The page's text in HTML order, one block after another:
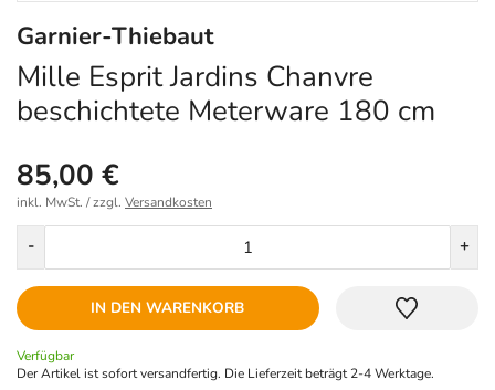
Garnier-Thiebaut
Mille Esprit Jardins Chanvre
beschichtete Meterware 180 cm
85,00 €
inkl. MwSt. / zzgl. Versandkosten
- +
IN DEN WARENKORB
Verfügbar
Der Artikel ist sofort versandfertig. Die Lieferzeit beträgt 2-4 Werktage.